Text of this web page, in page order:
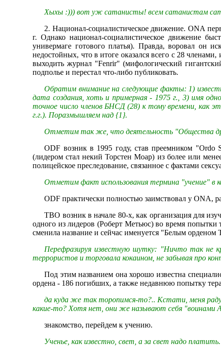
Хыхы :))) вот уж сатанисты! всем сатанистам
2. Национал-социалистическое движение. ONA
г. Однако национал-социалистическое движение
универмаге готового платья). Правда, воровал он
недостойных, что в итоге оказался всего с 28
выходить журнал "Fenrir" (мифологический
подполье и перестал что-либо публиковать.
Обратим внимание на следующие факты: 1)
дата создания, хоть и примерная - 1975 г., 3) имя
точное число членов БНСД (28) к тому времени, как
г.г.). Поразмышляем над {1}.
Отметим так же, что деятельность "Общества
ODF возник в 1995 году, став преемником "Ordo
(лидером стал некий Торстен Моар) из более или
полицейское преследование, связанное с фактами
Отметим факт использования термина "учение" в
ODF практически полностью заимствовал у ONA,
TBO возник в начале 80-х, как организация для
одного из лидеров (Роберт Метьюс) во время попытки
сменила название и сейчас именуется "Белым орденом
Перефразируя известную шутку: "Ничто так не
террористов и торговала кокаином, не забывая про
Под этим названием она хорошо известна
ордена - 186 погибших, а также недавнюю попытку
да куда же так торопимся-то?.. Кстати, меня
какие-то? Хотя нет, они же называют себя "воинами
знакомство, перейдем к учению.
Ученье, как известно, свет, а за свет надо платить.